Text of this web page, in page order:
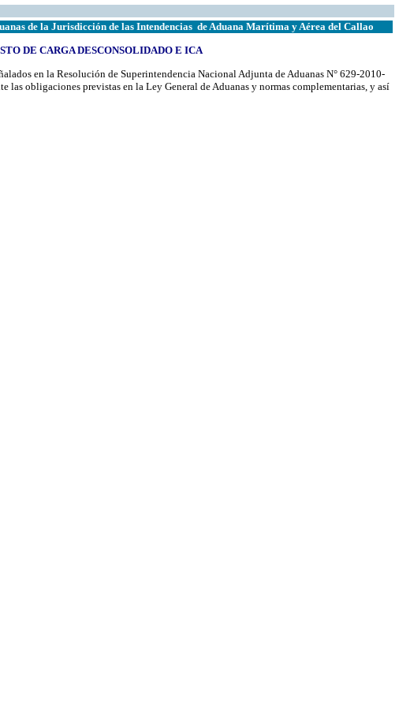
de la Jurisdicción de las Intendencias de Aduana Marítima y Aérea del Callao
DE CARGA DESCONSOLIDADO E ICA
en la Resolución de Superintendencia Nacional Adjunta de Aduanas N° 629-2010-
obligaciones previstas en la Ley General de Aduanas y normas complementarias, y así